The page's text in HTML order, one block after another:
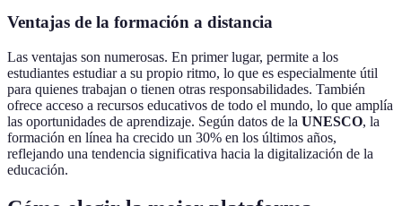
Ventajas de la formación a distancia
Las ventajas son numerosas. En primer lugar, permite a los
estudiantes estudiar a su propio ritmo, lo que es especialmente útil
para quienes trabajan o tienen otras responsabilidades. También
ofrece acceso a recursos educativos de todo el mundo, lo que amplía
las oportunidades de aprendizaje. Según datos de la UNESCO, la
formación en línea ha crecido un 30% en los últimos años,
reflejando una tendencia significativa hacia la digitalización de la
educación.